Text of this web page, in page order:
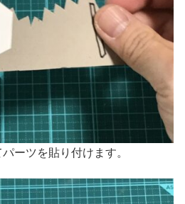
ーツを貼り付けます。